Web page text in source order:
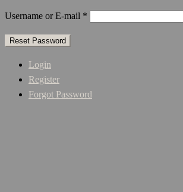
Username or E-mail *
Login
Register
Forgot Password